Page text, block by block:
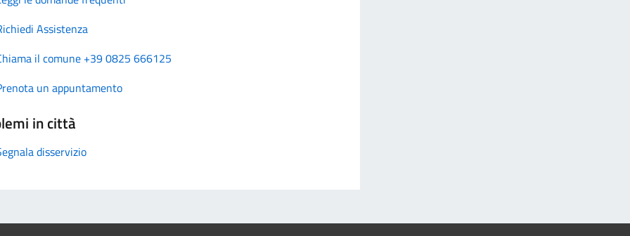
Assistenza
il comune +39 0825 666125
un appuntamento
in città
disservizio